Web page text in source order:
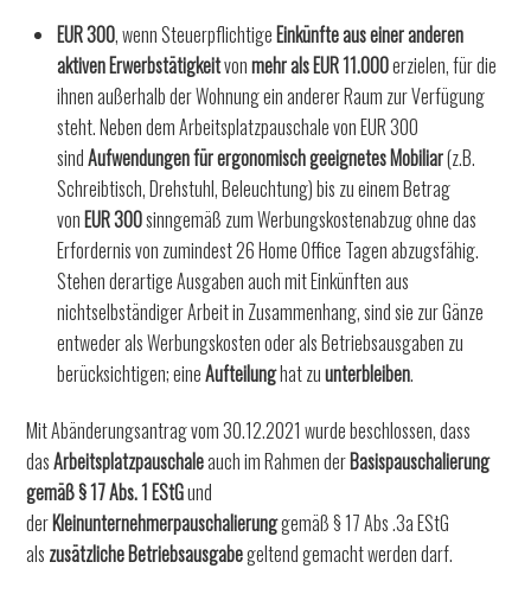
EUR 300, wenn SteuerpflichtigeEinkünfte aus einer anderen
aktiven Erwerbstätigkeitvonmehr als EUR 11.000erzielen, für die
ihnen außerhalb der Wohnung ein anderer Raum zur Verfügung
steht. Neben dem Arbeitsplatzpauschale von EUR 300
sindAufwendungen für ergonomisch geeignetes Mobiliar(z.B.
Schreibtisch, Drehstuhl, Beleuchtung) bis zu einem Betrag
vonEUR 300sinngemäß zum Werbungskostenabzug ohne das
Erfordernis von zumindest 26 Home Office Tagen abzugsfähig.
Stehen derartige Ausgaben auch mit Einkünften aus
nichtselbständiger Arbeit in Zusammenhang, sind sie zur Gänze
entweder als Werbungskosten oder als Betriebsausgaben zu
berücksichtigen; eineAufteilunghat zuunterbleiben.
Mit Abänderungsantrag vom 30.12.2021 wurde beschlossen, dass
dasArbeitsplatzpauschaleauch im Rahmen derBasispauschalierung
gemäß § 17 Abs. 1 EStGund
derKleinunternehmerpauschalierunggemäß § 17 Abs .3a EStG
als zusätzliche Betriebsausgabegeltend gemacht werden darf.